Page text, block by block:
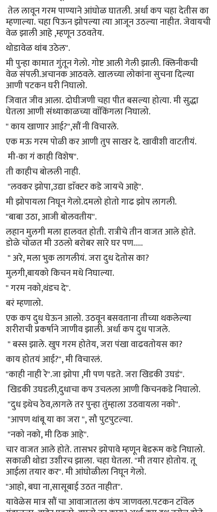
तेल लावून गरम पाण्याने आंघोळ घातली. अर्धा कप चहा देतीस का
म्हणाल्या. चहा पिऊन झोपल्या त्या आजून उठल्या नाहीत. जेवायची
वेळ झाली आहे ,म्हणून उठवतेय.
थोडावेळ थांब उठेल".
मी पुन्हा कामात गुंतून गेलो. गोष्ट आली गेली झाली. क्लिनीकची
वेळ संपली.अचानक आठवले. खालच्या लोकांना सुचना दिल्या
आणी पटकन घरी निघालो.
जिवात जीव आला. दोघीजणी चहा पीत बसल्या होत्या. मी सुद्धा
घेतला आणी संध्याकाळच्या वाॅकिंगला निघालो.
" काय खाणार आई?",सौं नी विचारले.
एक मऊ गरम पोळी कर आणी तुप साखर दे. खावीशी वाटतीयं.
मी-का गं काही विशेष".
ती काहीच बोलली नाही.
"लवकर झोपा,उद्या डाॅक्टर कडे जायचे आहे".
मी झोपायला निघून गेलो.दमलो होतो गाढ झोप लागली.
"बाबा उठा, आजी बोलवतीय".
लहान मुलगी मला हालवत होती. रात्रीचे तीन वाजत आले होते.
डोळे चोळत मी उठलो बरोबर सारे घर पण.....
" अरे, मला भुक लागलीयं. जरा दुध देतोस का?
मुलगी,बायको किचन मधे निघाल्या.
" गरम नको,थंडच दे".
बरं म्हणालो.
एक कप दुध घेऊन आलो. उठवून बसवताना तीच्या थकलेल्या
शरीराची प्रकर्षाने जाणीव झाली. अर्धा कप दुध पाजले.
" बस्स झाले. खुप गरम होतेय, जरा पंखा वाढवतोयस का?
काय होतयं आई?", मी विचारलं.
"काही नाही रे".जा झोपा ,मी पण पडते. जरा खिडकी उघडं".
खिडकी उघडली,दुधाचा कप उचलला आणी किचनकडे निघालो.
"दुध इथेच ठेव,लागले तर पुन्हा तुंम्हाला उठवायला नको".
"आपण थांबू या का जरा ", सौ पुटपुटल्या.
"नको नको, मी ठिक आहे".
चार वाजत आले होते. तासभर झोपावे म्हणून बेडरूम कडे निघालो.
सकाळी थोडा उशीरच झाला. चहा घेतला. "मी तयार होतोय. तू
आईला तयार कर". मी आंघोळीला निघून गेलो.
"आहो, बघा ना,सासूबाई उठत नाहीत".
यावेळेस मात्र सौं चा आवाजातला कंप जाणवला.पटकन टाॅवेल